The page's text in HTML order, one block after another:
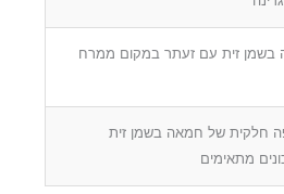
בשמן זית עם זעתר במקום ממרח
חלקית של חמאה בשמן זית
מתאימים